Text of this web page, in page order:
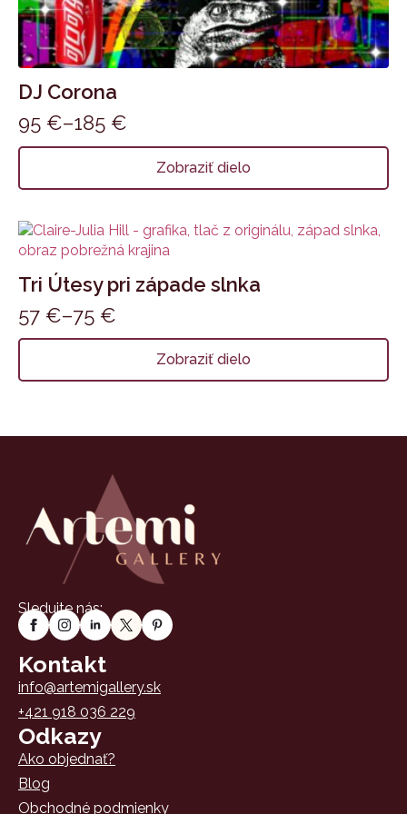
DJ Corona
95 €–185 €
Price
range:
95 €
185 €
Zobraziť dielo
Tento
má
variantov.
Možnosti
si
môžete
vybrať
na
produktu.
Tri Útesy pri západe slnka
57 €–75 €
Price
range:
57 €
Zobraziť dielo
Tento
má
vybrať
na
stránke
produktu.
Sledujte nás:
Kontakt
info@artemigallery.sk
+421 918 036 229
Odkazy
Ako objednať?
Blog
Obchodné podmienky